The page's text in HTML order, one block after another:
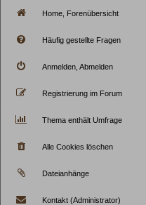
Home, Forenübersicht
Häufig gestellte Fragen
Anmelden, Abmelden
Registrierung im Forum
Thema enthält Umfrage
Alle Cookies löschen
Dateianhänge
Kontakt (Administrator)